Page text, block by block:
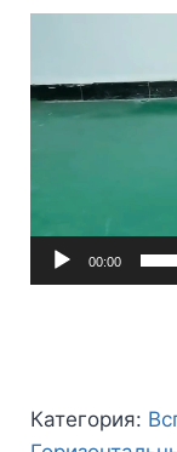
00:00
Категория: